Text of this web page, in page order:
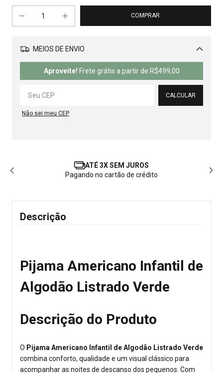
MEIOS DE ENVIO
Aproveite! Frete grátis a partir de R$499,00
CALCULAR
Não sei meu CEP
ATÉ 3X SEM JUROS
Pagando no cartão de crédito
Descrição
Pijama Americano Infantil de
Algodão Listrado Verde
Descrição do Produto
O Pijama Americano Infantil de Algodão Listrado Verde
combina conforto, qualidade e um visual clássico para
acompanhar as noites de descanso dos pequenos. Com